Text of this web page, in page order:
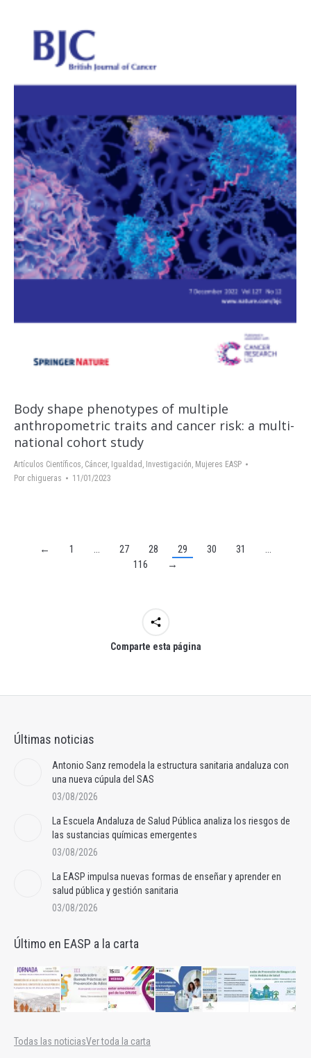
Body shape phenotypes of multiple
anthropometric traits and cancer risk: a multi-
national cohort study
Artículos Científicos, Cáncer, Igualdad , Investigación, Mujeres EASP
Por chigueras 11/01/2023
← 1 … 27 28 29 30 31
…
116
→
Comparte esta página
Últimas noticias
Antonio Sanz remodela la estructura sanitaria andaluza con
una nueva cúpula del SAS
03/08/2026
La Escuela Andaluza de Salud Pública analiza los riesgos de
las sustancias químicas emergentes
03/08/2026
La EASP impulsa nuevas formas de enseñar y aprender en
salud pública y gestión sanitaria
03/08/2026
Último en EASP a la carta
Todas las noticiasVer toda la carta